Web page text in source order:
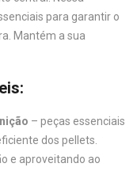
para garantir o
Mantém a sua
– peças essenciais
dos pellets.
e aproveitando ao